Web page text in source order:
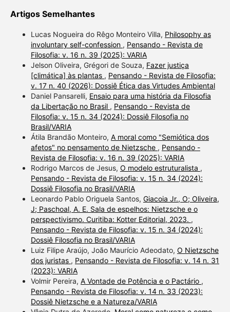
Artigos Semelhantes
Lucas Nogueira do Rêgo Monteiro Villa, Philosophy as
involuntary self-confession , Pensando - Revista de
Filosofia: v. 16 n. 39 (2025): VARIA
Jelson Oliveira, Grégori de Souza, Fazer justiça
[climática] às plantas , Pensando - Revista de Filosofia:
v. 17 n. 40 (2026): Dossiê Ética das Virtudes Ambiental
Daniel Pansarelli, Ensaio para uma história da Filosofia
da Libertação no Brasil , Pensando - Revista de
Filosofia: v. 15 n. 34 (2024): Dossiê Filosofia no
Brasil/VARIA
Átila Brandão Monteiro, A moral como "Semiótica dos
afetos" no pensamento de Nietzsche , Pensando -
Revista de Filosofia: v. 16 n. 39 (2025): VARIA
Rodrigo Marcos de Jesus, O modelo estruturalista ,
Pensando - Revista de Filosofia: v. 15 n. 34 (2024):
Dossiê Filosofia no Brasil/VARIA
Leonardo Pablo Origuela Santos, Giacoia Jr., O; Oliveira,
J; Paschoal, A. E. Sala de espelhos: Nietzsche e o
perspectivismo. Curitiba: Kotter Editorial, 2023. ,
Pensando - Revista de Filosofia: v. 15 n. 34 (2024):
Dossiê Filosofia no Brasil/VARIA
Luiz Filipe Araújo, João Maurício Adeodato, O Nietzsche
dos juristas , Pensando - Revista de Filosofia: v. 14 n. 31
(2023): VARIA
Volmir Pereira, A Vontade de Potência e o Pactário ,
Pensando - Revista de Filosofia: v. 14 n. 33 (2023):
Dossiê Nietzsche e a Natureza/VARIA